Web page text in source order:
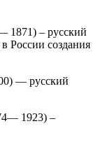
1871) – русский
России создания
— русский
1923) –